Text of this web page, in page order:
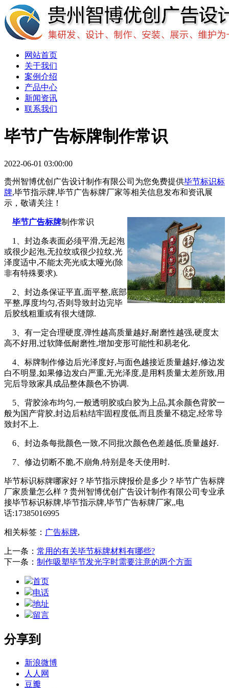
网站首页
关于我们
案例介绍
产品中心
新闻资讯
联系我们
毕节广告标牌制作常识
2022-06-01 03:00:00
贵州智博优创广告设计制作有限公司为您免费提供毕节标识标
牌,毕节指示牌,毕节广告标牌厂家等相关信息发布和资讯展
示，敬请关注！
毕节广告标牌制作常识
1、封边条表面必须平滑,无起泡
或很少起泡,无拉纹或很少拉纹,光
泽度适中,不能太亮光或太哑光(除
非有特殊要求).
2、封边条保证平直,面平整,底部
平整,厚度均匀,否则导致封边完毕
后胶线粗重或有很大缝隙.
3、有一定合理硬度,弹性越高质量越好,耐磨性越强,硬度太
高不好用,过软降低耐磨性,增加变形可能性和易老化.
4、标牌制作修边后光泽度好,与面色越接近质量越好,修边发
白不明显,如果修边发白严重,无光泽度,是用料质量太差所致,用
完后导致家具成品整体颜色不协调.
5、背胶涂布均匀,一般透明胶或白胶为上品,其余颜色背胶一
般为国产背胶,封边后粘结牢固程度低,而且质量不稳定,经常导
致封不上.
6、封边条每批颜色一致,不同批次颜色色差越低,质量越好.
7、修边切断不脆,不崩角,特别是冬天使用时.
毕节标识标牌哪家好？毕节指示牌报价是多少？毕节广告标牌
厂家质量怎么样？贵州智博优创广告设计制作有限公司专业承
接毕节标识标牌,毕节指示牌,毕节广告标牌厂家,,电
话:17385016995
相关标签： 广告标牌,
上一条： 常用的有关毕节标牌材料有哪些?
下一条： 制作吸塑毕节发光字时需要注意的两个方面
首页
电话
地址
留言
分享到
新浪微博
人人网
豆瓣